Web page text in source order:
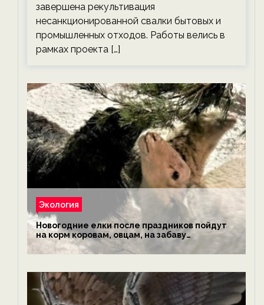
завершена рекультивация
несанкционированной свалки бытовых и
промышленных отходов. Работы велись в
рамках проекта […]
Экология
Новогодние елки после праздников пойдут
на корм коровам, овцам, на забаву
обезьянам, львам и леопардам — новости
экологии на ECOportal